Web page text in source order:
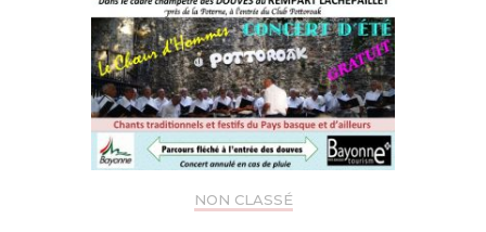
NON CLASSÉ